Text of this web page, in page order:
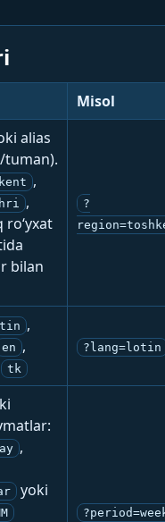
Misol
alias
tuman).
,
,
ro‘yxat
bilan
?
,
en ,
tk
?lang=lotin
,
yoki